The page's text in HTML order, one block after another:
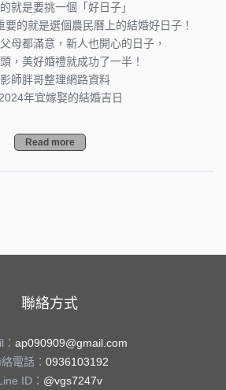
就是要挑一個「好日子」
的就是選個農民曆上的結婚好日子！
母都滿意，新人也開心的日子，
，美好婚禮就成功了一半！
師胖哥整理網路資料
年宜嫁娶的結婚吉日
Read more
聯絡方式
ap090909@gmail.com
電話： 0936103192
ID： @vgs7247v